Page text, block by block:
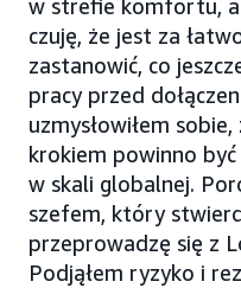
w strefie komfortu,
czuję, że jest za
zastanowić, co
pracy przed
uzmysłowiłem
krokiem powinno
w skali globalnej.
szefem, który
przeprowadzę się z
Podjąłem ryzyko i